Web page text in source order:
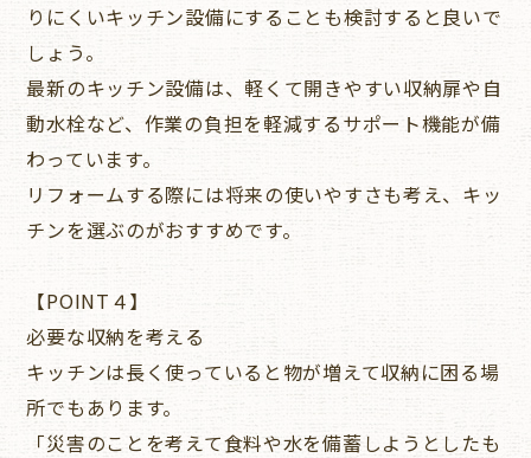
りにくいキッチン設備にすることも検討すると良いで
しょう。
最新のキッチン設備は、軽くて開きやすい収納扉や自
動水栓など、作業の負担を軽減するサポート機能が備
わっています。
リフォームする際には将来の使いやすさも考え、キッ
チンを選ぶのがおすすめです。
【POINT４】
必要な収納を考える
キッチンは長く使っていると物が増えて収納に困る場
所でもあります。
「災害のことを考えて食料や水を備蓄しようとしたも